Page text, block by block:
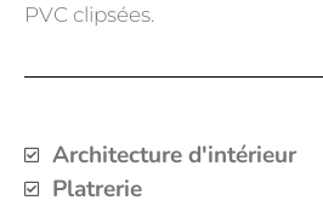
PVC clipsées.
Architecture d'intérieur
Platrerie